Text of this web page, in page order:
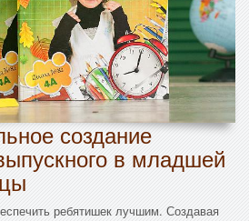
создание
в младшей
ребятишек лучшим. Создавая